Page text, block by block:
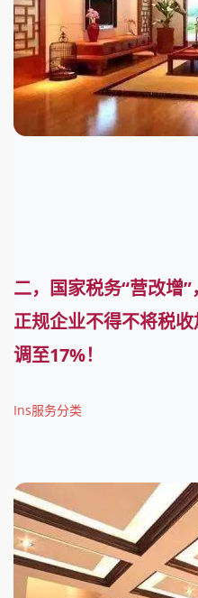
二，国家税务“营改增”
正规企业不得不将税
调至17%！
Ins服务分类